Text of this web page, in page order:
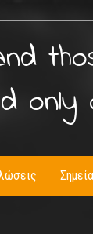
only